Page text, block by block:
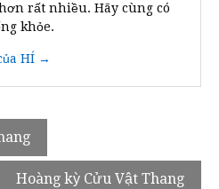
rất nhiều. Hãy cùng có
khỏe.
HÍ →
Hoàng kỳ Cửu Vật Thang